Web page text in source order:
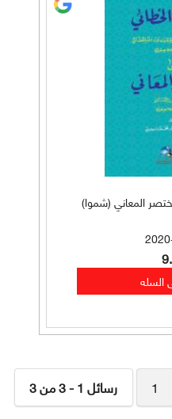
المعاني (شموا)
رسائل 1 - 3 من 3 1